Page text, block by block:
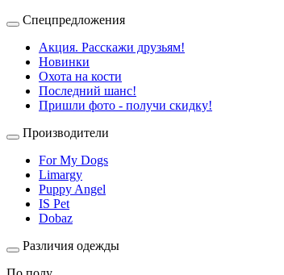
Спецпредложения
Акция. Расскажи друзьям!
Новинки
Охота на кости
Последний шанс!
Пришли фото - получи скидку!
Производители
For My Dogs
Limargy
Puppy Angel
IS Pet
Dobaz
Различия одежды